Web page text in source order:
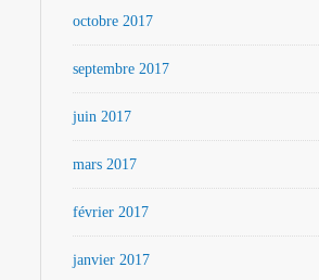
octobre 2017
septembre 2017
juin 2017
mars 2017
février 2017
janvier 2017